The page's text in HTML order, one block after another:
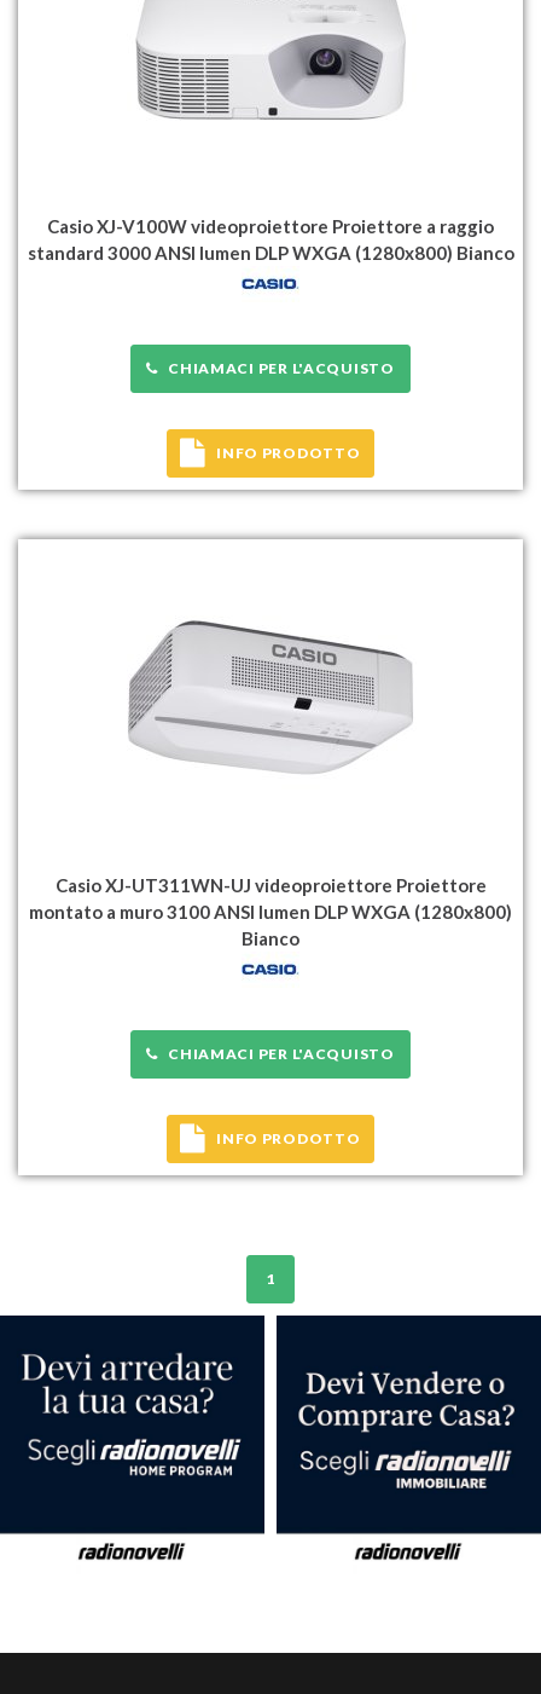
Casio XJ-V100W videoproiettore Proiettore a raggio
standard 3000 ANSI lumen DLP WXGA (1280x800) Bianco
CHIAMACI PER L'ACQUISTO
INFO PRODOTTO
Casio XJ-UT311WN-UJ videoproiettore Proiettore
montato a muro 3100 ANSI lumen DLP WXGA (1280x800)
Bianco
CHIAMACI PER L'ACQUISTO
INFO PRODOTTO
1